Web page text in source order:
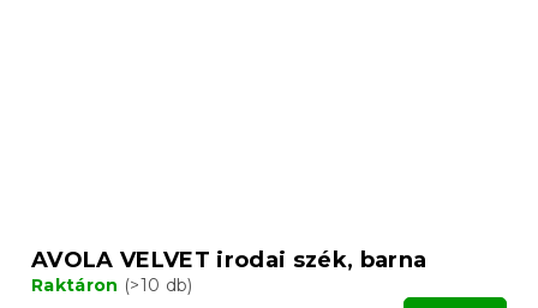
AVOLA VELVET irodai szék, barna
Raktáron (>10 db)